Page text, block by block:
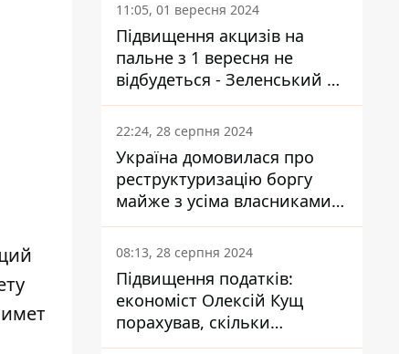
11:05, 01 вересня 2024
Підвищення акцизів на
пальне з 1 вересня не
відбудеться - Зеленський не
підписав закон
22:24, 28 серпня 2024
Україна домовилася про
реструктуризацію боргу
майже з усіма власниками
єврооблігацій: що це
означає для країни
08:13, 28 серпня 2024
Підвищення податків:
економіст Олексій Кущ
порахував, скільки
заплатить кожен українець